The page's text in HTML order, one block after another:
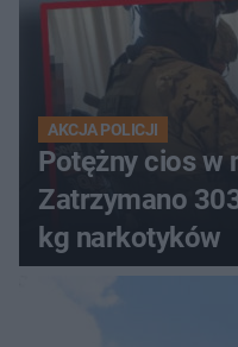
AKCJA POLICJI
Potężny cios w
Zatrzymano 303 osoby i przejęto 72
kg narkotyków